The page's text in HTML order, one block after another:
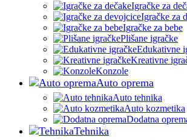
Igračke za
Igračke za
Igračke za bebe
Plišane igračke
Edukativne
Kreativne
Konzole
Auto oprema
Auto tehnika
Auto kozmetika
Dodatna
Tehnika